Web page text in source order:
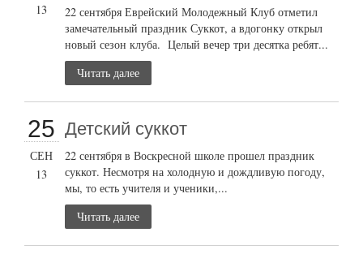
13
22 сентября Еврейский Молодежный Клуб отметил
замечательный праздник Суккот, а вдогонку открыл
новый сезон клуба. Целый вечер три десятка ребят...
Читать далее
25
СЕН
13
Детский суккот
22 сентября в Воскресной школе прошел праздник
суккот. Несмотря на холодную и дождливую погоду,
мы, то есть учителя и ученики,...
Читать далее